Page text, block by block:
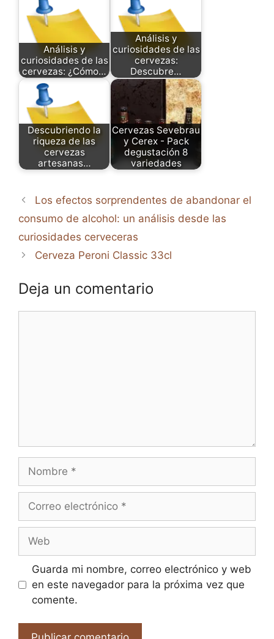
Análisis y
curiosidades de las
cervezas: ¿Cómo…
Análisis y
curiosidades de las
cervezas:
Descubre…
Descubriendo la
riqueza de las
cervezas
artesanas…
Cervezas Sevebrau
y Cerex - Pack
degustación 8
variedades
Los efectos sorprendentes de abandonar el
consumo de alcohol: un análisis desde las
curiosidades cerveceras
Cerveza Peroni Classic 33cl
Deja un comentario
electrónico
Guarda mi nombre, correo electrónico y web
en este navegador para la próxima vez que
comente.